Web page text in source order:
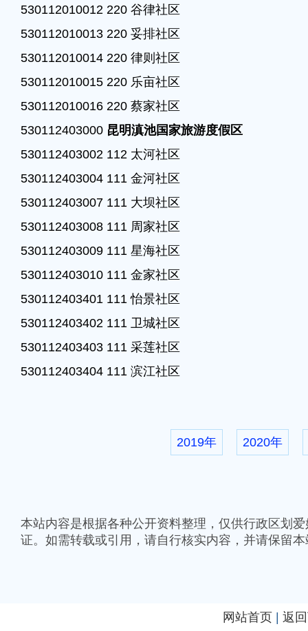
530112010012 220 谷律社区
530112010013 220 妥排社区
530112010014 220 律则社区
530112010015 220 乐亩社区
530112010016 220 蔡家社区
530112403000 昆明滇池国家旅游度假区
530112403002 112 太河社区
530112403004 111 金河社区
530112403007 111 大坝社区
530112403008 111 周家社区
530112403009 111 星海社区
530112403010 111 金家社区
530112403401 111 怡景社区
530112403402 111 卫城社区
530112403403 111 采莲社区
530112403404 111 滨江社区
2019年 2020年
本站内容是根据各种公开资料整理，仅供行政区划
证。如需转载或引用，请自行核实内容，并请保留
网站首页 返